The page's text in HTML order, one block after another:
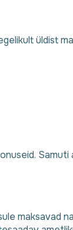
üldist
maksavad